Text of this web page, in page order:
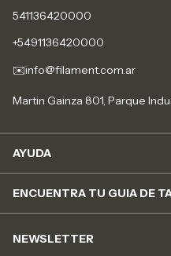
541136420000
+5491136420000
✉️info@filament.com.ar
Martin Gainza 801, Parque
AYUDA
ENCUENTRA TU GUIA DE
NEWSLETTER